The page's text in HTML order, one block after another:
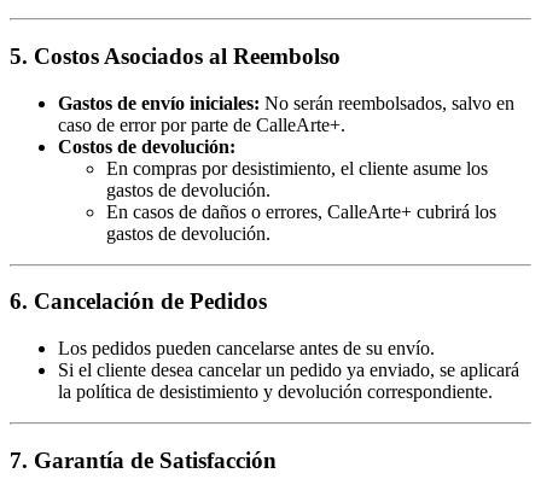
5. Costos Asociados al Reembolso
Gastos de envío iniciales: No serán reembolsados, salvo en
caso de error por parte de CalleArte+.
Costos de devolución:
En compras por desistimiento, el cliente asume los
gastos de devolución.
En casos de daños o errores, CalleArte+ cubrirá los
gastos de devolución.
6. Cancelación de Pedidos
Los pedidos pueden cancelarse antes de su envío.
Si el cliente desea cancelar un pedido ya enviado, se aplicará
la política de desistimiento y devolución correspondiente.
7. Garantía de Satisfacción